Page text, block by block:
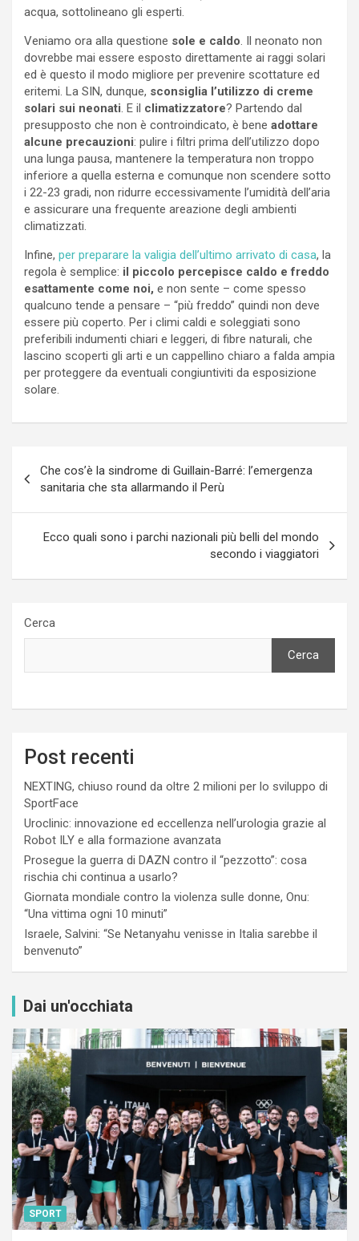
acqua, sottolineano gli esperti.
Veniamo ora alla questione sole e caldo. Il neonato non
dovrebbe mai essere esposto direttamente ai raggi solari
ed è questo il modo migliore per prevenire scottature ed
eritemi. La SIN, dunque, sconsiglia l’utilizzo di creme
solari sui neonati. E il climatizzatore? Partendo dal
presupposto che non è controindicato, è bene adottare
alcune precauzioni: pulire i filtri prima dell’utilizzo dopo
una lunga pausa, mantenere la temperatura non troppo
inferiore a quella esterna e comunque non scendere sotto
i 22-23 gradi, non ridurre eccessivamente l’umidità dell’aria
e assicurare una frequente areazione degli ambienti
climatizzati.
Infine, per preparare la valigia dell’ultimo arrivato di casa, la
regola è semplice: il piccolo percepisce caldo e freddo
esattamente come noi, e non sente – come spesso
qualcuno tende a pensare – “più freddo” quindi non deve
essere più coperto. Per i climi caldi e soleggiati sono
preferibili indumenti chiari e leggeri, di fibre naturali, che
lascino scoperti gli arti e un cappellino chiaro a falda ampia
per proteggere da eventuali congiuntiviti da esposizione
solare.
articoli
Che cos’è la sindrome di Guillain-Barré: l’emergenza
sanitaria che sta allarmando il Perù
Ecco quali sono i parchi nazionali più belli del mondo
secondo i viaggiatori
Cerca
Cerca
Post recenti
NEXTING, chiuso round da oltre 2 milioni per lo sviluppo di
SportFace
Uroclinic: innovazione ed eccellenza nell’urologia grazie al
Robot ILY e alla formazione avanzata
Prosegue la guerra di DAZN contro il “pezzotto”: cosa
rischia chi continua a usarlo?
Giornata mondiale contro la violenza sulle donne, Onu:
“Una vittima ogni 10 minuti”
Israele, Salvini: “Se Netanyahu venisse in Italia sarebbe il
benvenuto”
Dai un'occhiata
SPORT